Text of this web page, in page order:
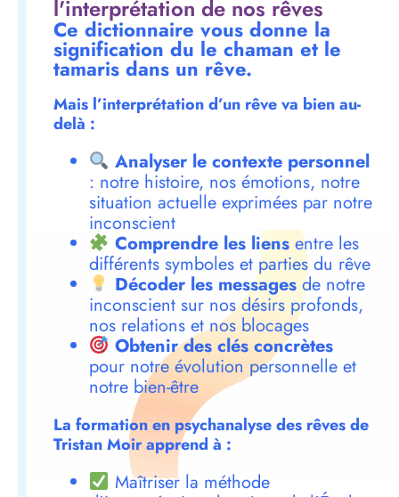
l'interprétation de nos rêves
Ce dictionnaire vous donne la
signification du le chaman et le
tamaris dans un rêve.
Mais l’interprétation d’un rêve va bien au-
delà :
Analyser le contexte personnel
: notre histoire, nos émotions, notre
situation actuelle exprimées par notre
inconscient
Comprendre les liensentre les
différents symboles et parties du rêve
Décoder les messagesde notre
inconscient sur nos désirs profonds,
nos relations et nos blocages
Obtenir des clés concrètes
pour notre évolution personnelle et
notre bien-être
La formation en psychanalyse des rêves de
Tristan Moir apprend à :
Maîtriser la méthode